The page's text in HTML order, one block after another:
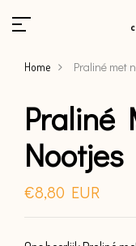
Home Praliné met
Praliné
Nootjes
€8,80 EUR